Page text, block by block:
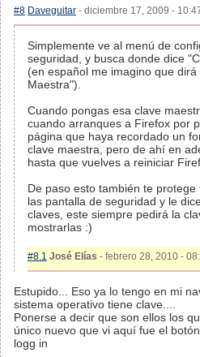
#8 Daveguitar - diciembre 17, 2009 -
Simplemente ve al menú de
seguridad, y busca donde dice
(en español me imagino que
Maestra").
Cuando pongas esa clave
cuando arranques a Firefox por
página que haya recordado un
clave maestra, pero de ahí en
hasta que vuelves a reiniciar
De paso esto también te
las pantalla de seguridad y le
claves, este siempre pedirá la
mostrarlas :)
#8.1 José Elías - febrero 28, 2010 -
Estupido... Eso ya lo tengo en mi
sistema operativo tiene clave....
Ponerse a decir que son ellos los
único nuevo que vi aquí fue el
logg in